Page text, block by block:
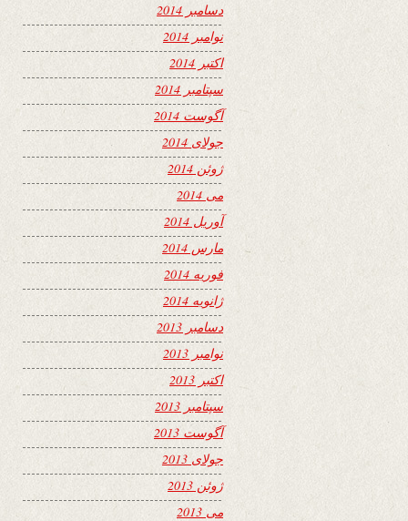
دسامبر 2014
نوامبر 2014
اکتبر 2014
سپتامبر 2014
آگوست 2014
جولای 2014
ژوئن 2014
می 2014
آوریل 2014
مارس 2014
فوریه 2014
ژانویه 2014
دسامبر 2013
نوامبر 2013
اکتبر 2013
سپتامبر 2013
آگوست 2013
جولای 2013
ژوئن 2013
می 2013